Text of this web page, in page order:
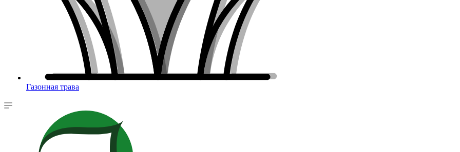
Газонная трава